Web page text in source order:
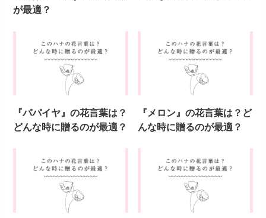
が最適？
『パパイヤ』の花言葉は？
どんな時に贈るのが最適？
『メロン』の花言葉は？ど
んな時に贈るのが最適？